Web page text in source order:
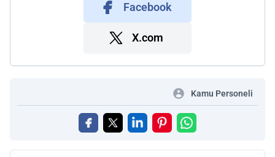
Facebook
X.com
Kamu Personeli